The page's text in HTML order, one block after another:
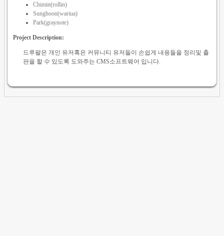
Chimin(rollin)
Sunghoon(wariua)
Park(graynote)
Project Description:
드루팔은 개인 유저혹은 커뮤니티 유저들이 손쉽게 내용들을 정리및 출
판을 할 수 있도록 도와주는 CMS소프트웨어 입니다.